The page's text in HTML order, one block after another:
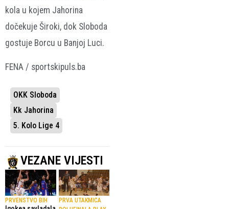
kola u kojem Jahorina
dočekuje Široki, dok Sloboda
gostuje Borcu u Banjoj Luci.
FENA / sportskipuls.ba
OKK Sloboda
Kk Jahorina
5. Kolo Lige 4
VEZANE VIJESTI
PRVENSTVO BIH
PRVA UTAKMICA